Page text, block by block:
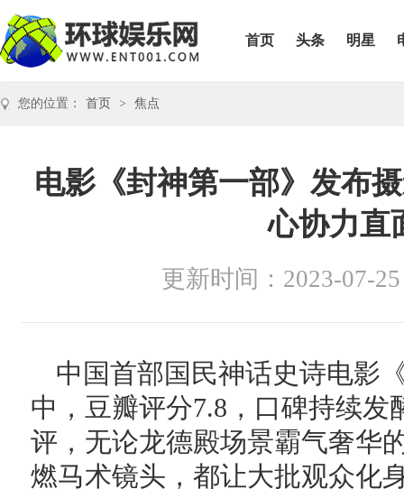
首页 头条 明星
您的位置： 首页 > 焦点
电影《封神第一部》发布
心协力直
更新时间：2023-07-25
中国首部国民神话史诗电影
中，豆瓣评分7.8，口碑持续
评，无论龙德殿场景霸气奢华
燃马术镜头，都让大批观众化